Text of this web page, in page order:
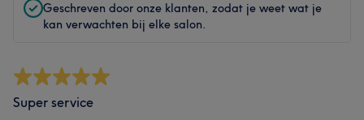
Geschreven door onze klanten, zodat je weet wat je
kan verwachten bij elke salon.
Super service